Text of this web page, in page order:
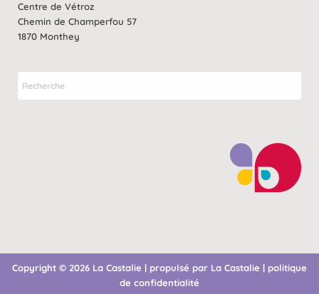
Centre de Vétroz
Chemin de Champerfou 57
1870 Monthey
Copyright © 2026 La Castalie | propulsé par La Castalie | politique
de confidentialité